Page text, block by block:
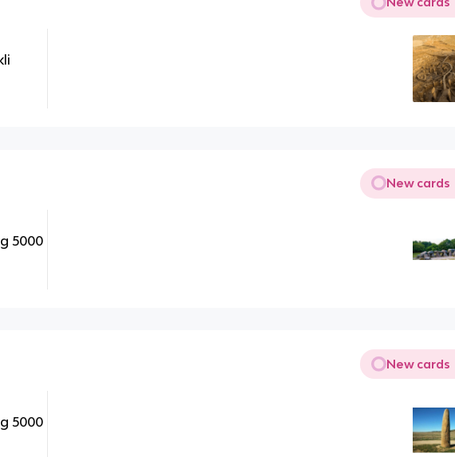
New cards
5000
New cards
5000